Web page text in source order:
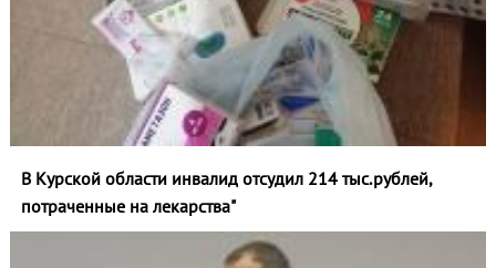
В Курской области инвалид отсудил 214 тыс.рублей,
потраченные на лекарства"